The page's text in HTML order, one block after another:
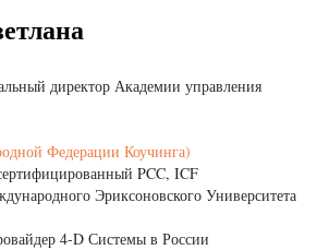
директор Академии управления
Федерации Коучинга)
PCC, ICF
Эриксоновского Университета
4-D Системы в России